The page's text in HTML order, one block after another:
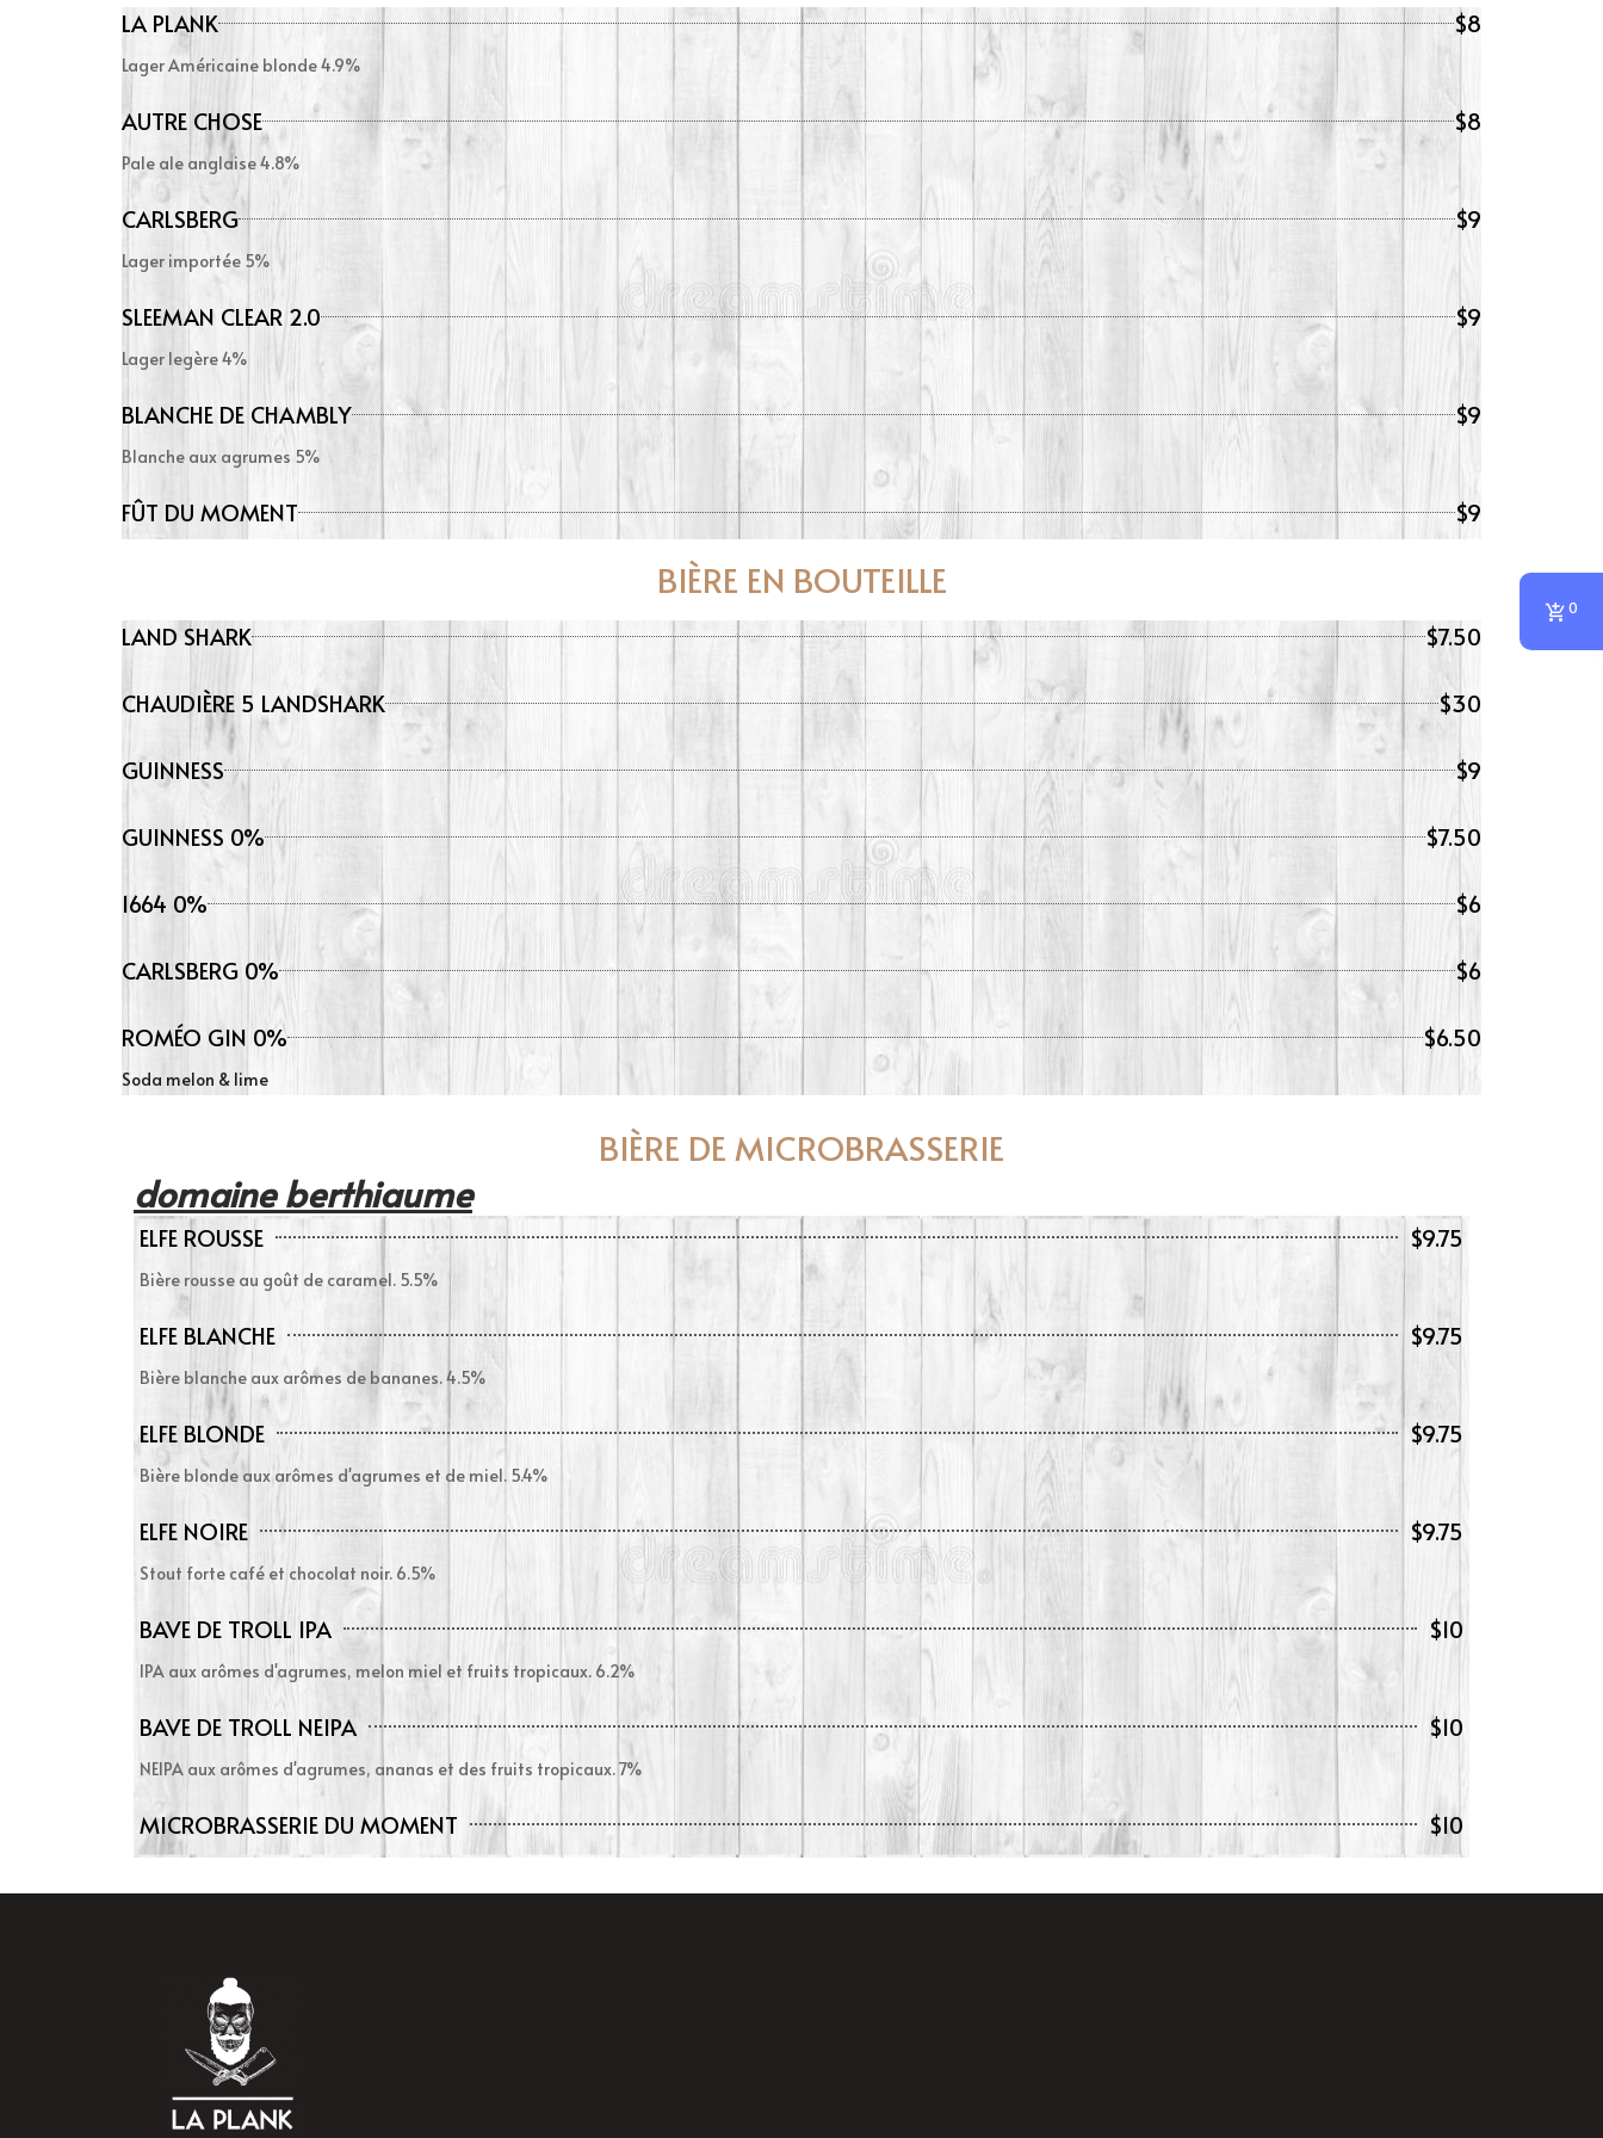
LA PLANK $8
Lager Américaine blonde 4.9%
AUTRE CHOSE $8
Pale ale anglaise 4.8%
CARLSBERG $9
Lager importée 5%
SLEEMAN CLEAR 2.0 $9
Lager legère 4%
BLANCHE DE CHAMBLY $9
Blanche aux agrumes 5%
FÛT DU MOMENT $9
BIÈRE EN BOUTEILLE
LAND SHARK $7.50
CHAUDIÈRE 5 LANDSHARK $30
GUINNESS $9
GUINNESS 0% $7.50
1664 0% $6
CARLSBERG 0% $6
ROMÉO GIN 0% $6.50
Soda melon & lime
BIÈRE DE MICROBRASSERIE
domaine berthiaume
ELFE ROUSSE $9.75
Bière rousse au goût de caramel. 5.5%
ELFE BLANCHE $9.75
Bière blanche aux arômes de bananes. 4.5%
ELFE BLONDE $9.75
Bière blonde aux arômes d'agrumes et de miel. 5.4%
ELFE NOIRE $9.75
Stout forte café et chocolat noir. 6.5%
BAVE DE TROLL IPA $10
IPA aux arômes d'agrumes, melon miel et fruits tropicaux. 6.2%
BAVE DE TROLL NEIPA $10
NEIPA aux arômes d'agrumes, ananas et des fruits tropicaux. 7%
MICROBRASSERIE DU MOMENT $10
0